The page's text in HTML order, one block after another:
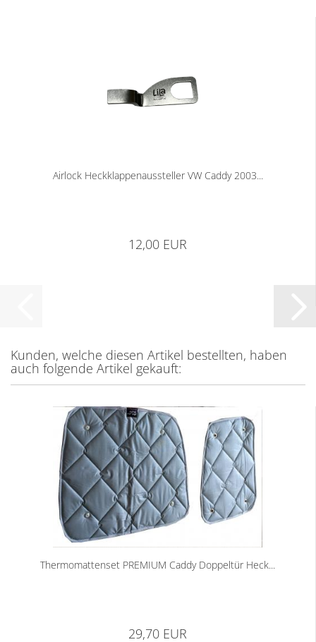
Airlock Heckklappenaussteller VW Caddy 2003...
12,00 EUR
Kunden, welche diesen Artikel bestellten, haben
auch folgende Artikel gekauft:
Thermomattenset PREMIUM Caddy Doppeltür Heck...
29,70 EUR